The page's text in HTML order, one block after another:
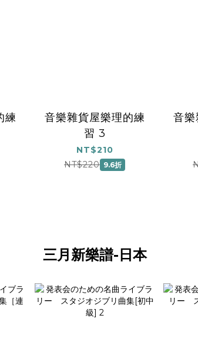
練
音樂雜貨屋樂理的練
習 3
NT$210
NT$220 9.6折
音樂
三月新樂譜-日本